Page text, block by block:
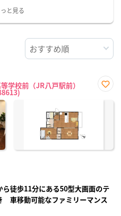
と見る
学校前（JR八戸駅前）
に入
ら徒歩11分にある50型大画面のテ
車移動可能なファミリーマンス